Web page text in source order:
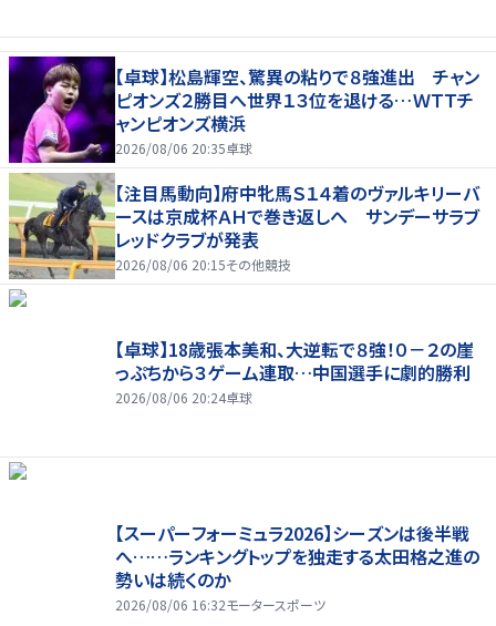
【卓球】松島輝空、驚異の粘りで８強進出 チャン
ピオンズ２勝目へ世界１３位を退ける…ＷＴＴチ
ャンピオンズ横浜
2026/08/06 20:35卓球
【注目馬動向】府中牝馬Ｓ１４着のヴァルキリーバ
ースは京成杯ＡＨで巻き返しへ サンデーサラブ
レッドクラブが発表
2026/08/06 20:15その他競技
【卓球】18歳張本美和、大逆転で８強！０－２の崖
っぷちから３ゲーム連取…中国選手に劇的勝利
2026/08/06 20:24卓球
【スーパーフォーミュラ2026】シーズンは後半戦
へ……ランキングトップを独走する太田格之進の
勢いは続くのか
2026/08/06 16:32モータースポーツ